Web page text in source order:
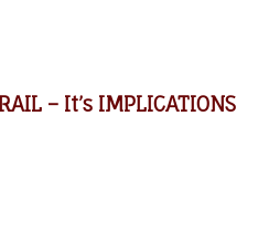
– It’s IMPLICATIONS